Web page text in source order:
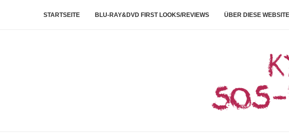
STARTSEITE BLU-RAY&DVD FIRST LOOKS/REVIEWS ÜBER DIESE WEBSITE